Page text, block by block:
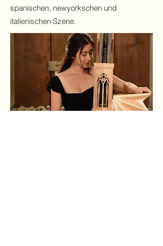
spanischen, newyorkschen und
italienischen Szene.